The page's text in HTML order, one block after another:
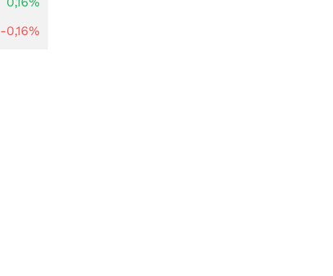
-0,16%